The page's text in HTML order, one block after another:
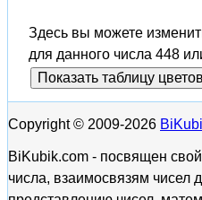
Здесь вы можете
для данного числа 448
Показать таблицу цветов
Copyright © 2009-2026
BiKubik.com - посвящен
числа, взаимосвязям чисел